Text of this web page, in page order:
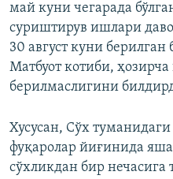
май куни чегарада
суриштирув ишлари
30 август куни берилган
Матбуот котиби,
берилмаслигини
Хусусан, Сўх
фуқаролар йиғинида
сўхликдан бир